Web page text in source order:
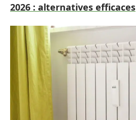
2026 : alternatives efficaces